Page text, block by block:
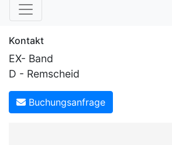
Kontakt
EX- Band
D - Remscheid
Buchungsanfrage